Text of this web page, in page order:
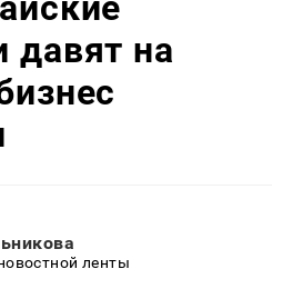
давят на
ленты